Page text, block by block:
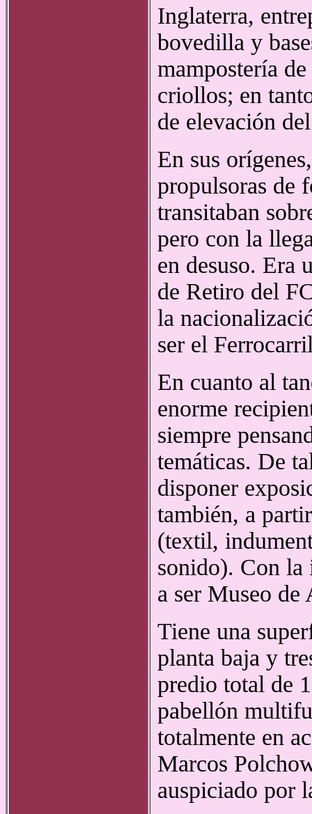
Inglaterra,
bovedilla y
mampostería
criollos; en
de elevación
En sus
propulsoras de
transitaban
pero con la
en desuso. Era
de Retiro del
la
ser el
En cuanto al
enorme
siempre
temáticas. De
disponer
también, a
(textil,
sonido). Con la
a ser Museo
Tiene una
planta baja y
predio total de
pabellón
totalmente en
Marcos
auspiciado por